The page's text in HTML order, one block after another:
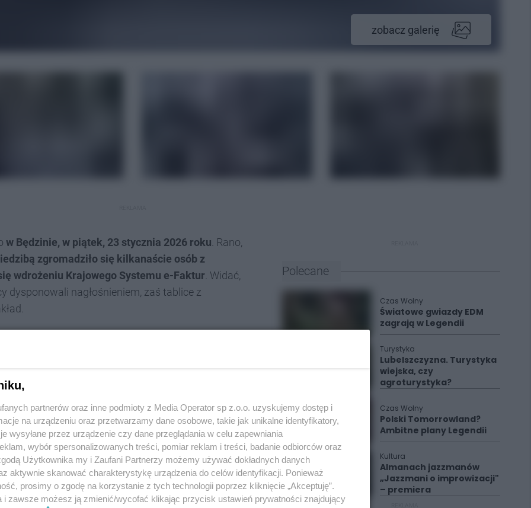
zobacz galerię
w Będzinie, w piątek, 23 stycznia 2026 roku . Rano,
zgromadziło się kilkanaście osób z
wdrożeniu Krajowego Systemu e-Faktur . Widać,
dysponowali nagłośnieniem, zaś tablice z
i dla Polski?
wiele zagrożeń. Wśród nich wymieniali:
systemu, co może skutkować
w przypadkach jego awarii; powoływali się przy
funkcjonującymi, na przykład e-PIT;
w czasie rzeczywistym państwowego aparatu
może oznaczać dla przedsiębiorców poważne
Polecane
Czas Wolny
Światowe gwiazdy EDM
zagrają w Legendii
Turystyka
Lubelszczyzna. Turystyka
wiejska, czy
agroturystyka?
Czas Wolny
Polski Tomorrowland?
Ambitne plany Legendii
Kultura
Almanach jazzmanów
„Jazzmani o improwizacji"
– premiera
partnerów oraz inne podmioty z Media Operator sp z.o.o. uzyskujemy dostęp i
na urządzeniu oraz przetwarzamy dane osobowe, takie jak unikalne identyfikatory,
wysyłane przez urządzenie czy dane przeglądania w celu zapewniania
wybór spersonalizowanych treści, pomiar reklam i treści, badanie odbiorców oraz
Użytkownika my i Zaufani Partnerzy możemy używać dokładnych danych
aktywnie skanować charakterystykę urządzenia do celów identyfikacji. Ponieważ
prosimy o zgodę na korzystanie z tych technologii poprzez kliknięcie „Akceptuję”.
i zawsze możesz ją zmienić/wycofać klikając przycisk ustawień prywatności znajdujący